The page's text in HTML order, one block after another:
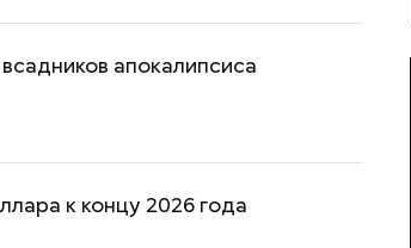
апокалипсиса
к концу 2026 года